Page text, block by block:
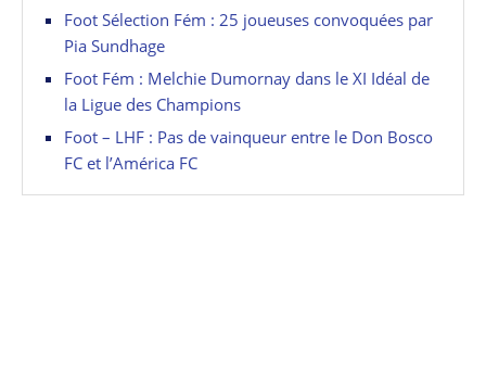
Foot Sélection Fém : 25 joueuses convoquées par
Pia Sundhage
Foot Fém : Melchie Dumornay dans le XI Idéal de
la Ligue des Champions
Foot – LHF : Pas de vainqueur entre le Don Bosco
FC et l’América FC